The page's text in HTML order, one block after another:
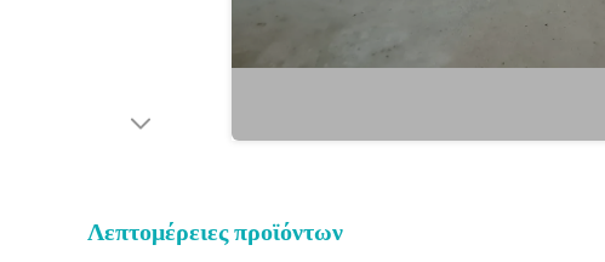
Λεπτομέρειες προϊόντων